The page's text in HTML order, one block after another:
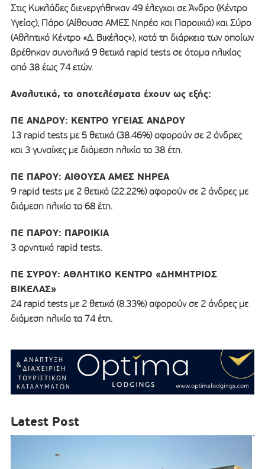
Στις Κυκλάδες διενεργήθηκαν 49 έλεγχοι σε Άνδρο (Κέντρο
Υγείας), Πάρο (Αίθουσα ΑΜΕΣ Νηρέα και Παροικιά) και Σύρο
(Αθλητικό Κέντρο «Δ. Βικέλας»), κατά τη διάρκεια των οποίων
βρέθηκαν συνολικά 9 θετικά rapid tests σε άτομα ηλικίας
από 38 έως 74 ετών.
Αναλυτικά, τα αποτελέσματα έχουν ως εξής:
ΠΕ ΑΝΔΡΟΥ: ΚΕΝΤΡΟ ΥΓΕΙΑΣ ΑΝΔΡΟΥ
13 rapid tests με 5 θετικά (38.46%) αφορούν σε 2 άνδρες
και 3 γυναίκες με διάμεση ηλικία τα 38 έτη.
ΠΕ ΠΑΡΟΥ: ΑΙΘΟΥΣΑ ΑΜΕΣ ΝΗΡΕΑ
9 rapid tests με 2 θετικά (22.22%) αφορούν σε 2 άνδρες με
διάμεση ηλικία τα 68 έτη.
ΠΕ ΠΑΡΟΥ: ΠΑΡΟΙΚΙΑ
3 αρνητικά rapid tests.
ΠΕ ΣΥΡΟΥ: ΑΘΛΗΤΙΚΟ ΚΕΝΤΡΟ «ΔΗΜΗΤΡΙΟΣ
ΒΙΚΕΛΑΣ»
24 rapid tests με 2 θετικά (8.33%) αφορούν σε 2 άνδρες με
διάμεση ηλικία τα 74 έτη.
Latest Post